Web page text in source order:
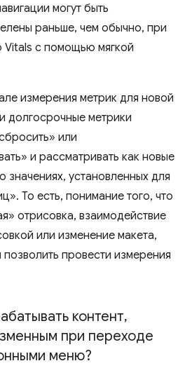
могут быть
раньше, чем обычно, при
Vitals с помощью мягкой
измерения метрик для новой
долгосрочные метрики
или
и рассматривать как новые
значениях, установленных для
То есть, понимание того, что
отрисовка, взаимодействие
или изменение макета,
провести измерения
контент,
при переходе
меню?